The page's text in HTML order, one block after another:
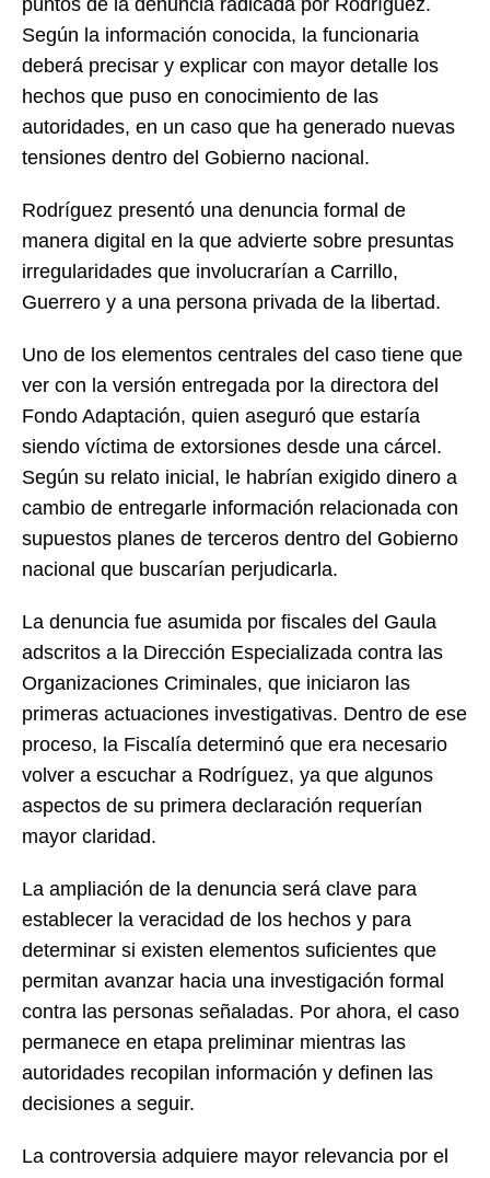
Según la información conocida, la funcionaria
deberá precisar y explicar con mayor detalle los
hechos que puso en conocimiento de las
autoridades, en un caso que ha generado nuevas
tensiones dentro del Gobierno nacional.
Rodríguez presentó una denuncia formal de
manera digital en la que advierte sobre presuntas
irregularidades que involucrarían a Carrillo,
Guerrero y a una persona privada de la libertad.
Uno de los elementos centrales del caso tiene que
ver con la versión entregada por la directora del
Fondo Adaptación, quien aseguró que estaría
siendo víctima de extorsiones desde una cárcel.
Según su relato inicial, le habrían exigido dinero a
cambio de entregarle información relacionada con
supuestos planes de terceros dentro del Gobierno
nacional que buscarían perjudicarla.
La denuncia fue asumida por fiscales del Gaula
adscritos a la Dirección Especializada contra las
Organizaciones Criminales, que iniciaron las
primeras actuaciones investigativas. Dentro de ese
proceso, la Fiscalía determinó que era necesario
volver a escuchar a Rodríguez, ya que algunos
aspectos de su primera declaración requerían
mayor claridad.
La ampliación de la denuncia será clave para
establecer la veracidad de los hechos y para
determinar si existen elementos suficientes que
permitan avanzar hacia una investigación formal
contra las personas señaladas. Por ahora, el caso
permanece en etapa preliminar mientras las
autoridades recopilan información y definen las
decisiones a seguir.
La controversia adquiere mayor relevancia por el